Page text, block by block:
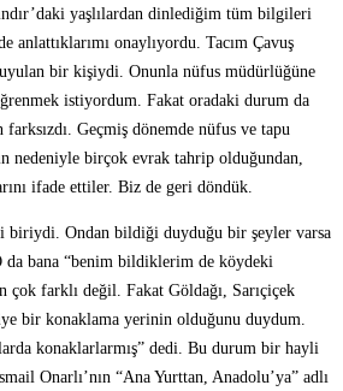
yaşlılardan dinlediğim tüm bilgileri
anlattıklarımı onaylıyordu. Tacım Çavuş
bir kişiydi. Onunla nüfus müdürlüğüne
istiyordum. Fakat oradaki durum da
Geçmiş dönemde nüfus ve tapu
nedeniyle birçok evrak tahrip olduğundan,
ifade ettiler. Biz de geri döndük.
biriydi. Ondan bildiği duyduğu bir şeyler varsa
da bana “benim bildiklerim de köydeki
çok farklı değil. Fakat Göldağı, Sarıçiçek
bir konaklama yerinin olduğunu duydum.
konaklarlarmış” dedi. Bu durum bir hayli
Onarlı’nın “Ana Yurttan, Anadolu’ya” adlı